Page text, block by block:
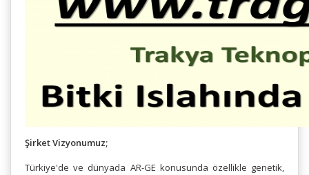
Şirket Vizyonumuz;
Türkiye'de ve dünyada AR-GE konusunda özellikle genetik,